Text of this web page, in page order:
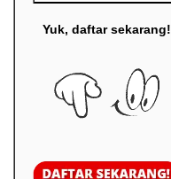
Yuk, daftar sekarang!